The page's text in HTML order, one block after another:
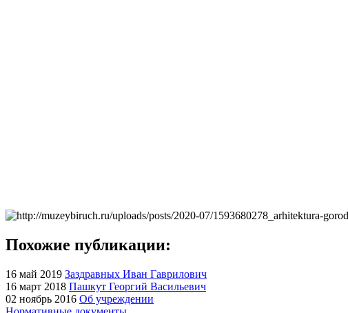
Похожие публикации:
16 май 2019 Заздравных Иван Гаврилович
16 март 2018 Пашкут Георгий Васильевич
02 ноябрь 2016 Об учреждении